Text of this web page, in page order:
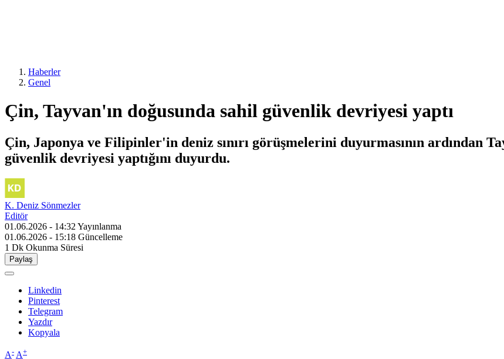
Haberler
Genel
Çin, Tayvan'ın doğusunda sahil güvenlik devriyesi yaptı
Çin, Japonya ve Filipinler'in deniz sınırı görüşmelerini duyurmasının ardından
güvenlik devriyesi yaptığını duyurdu.
K. Deniz Sönmezler
Editör
01.06.2026 - 14:32 Yayınlanma
01.06.2026 - 15:18 Güncelleme
1 Dk Okunma Süresi
Paylaş
Linkedin
Pinterest
Telegram
Yazdır
Kopyala
A- A+